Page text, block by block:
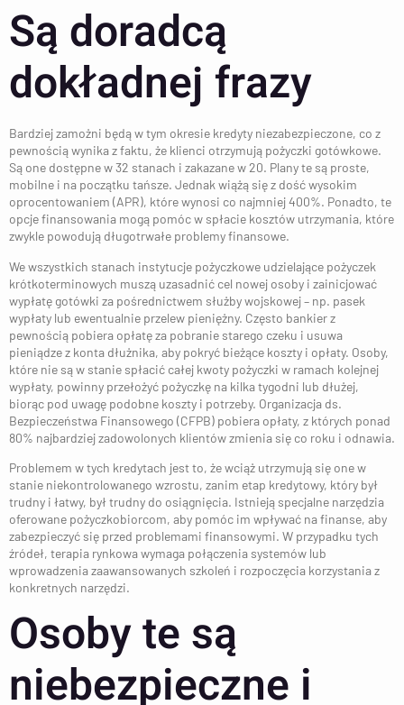
Są doradcą
dokładnej frazy
Bardziej zamożni będą w tym okresie kredyty niezabezpieczone, co z
pewnością wynika z faktu, że klienci otrzymują pożyczki gotówkowe.
Są one dostępne w 32 stanach i zakazane w 20. Plany te są proste,
mobilne i na początku tańsze. Jednak wiążą się z dość wysokim
oprocentowaniem (APR), które wynosi co najmniej 400%. Ponadto, te
opcje finansowania mogą pomóc w spłacie kosztów utrzymania, które
zwykle powodują długotrwałe problemy finansowe.
We wszystkich stanach instytucje pożyczkowe udzielające pożyczek
krótkoterminowych muszą uzasadnić cel nowej osoby i zainicjować
wypłatę gotówki za pośrednictwem służby wojskowej – np. pasek
wypłaty lub ewentualnie przelew pieniężny. Często bankier z
pewnością pobiera opłatę za pobranie starego czeku i usuwa
pieniądze z konta dłużnika, aby pokryć bieżące koszty i opłaty. Osoby,
które nie są w stanie spłacić całej kwoty pożyczki w ramach kolejnej
wypłaty, powinny przełożyć pożyczkę na kilka tygodni lub dłużej,
biorąc pod uwagę podobne koszty i potrzeby. Organizacja ds.
Bezpieczeństwa Finansowego (CFPB) pobiera opłaty, z których ponad
80% najbardziej zadowolonych klientów zmienia się co roku i odnawia.
Problemem w tych kredytach jest to, że wciąż utrzymują się one w
stanie niekontrolowanego wzrostu, zanim etap kredytowy, który był
trudny i łatwy, był trudny do osiągnięcia. Istnieją specjalne narzędzia
oferowane pożyczkobiorcom, aby pomóc im wpływać na finanse, aby
zabezpieczyć się przed problemami finansowymi. W przypadku tych
źródeł, terapia rynkowa wymaga połączenia systemów lub
wprowadzenia zaawansowanych szkoleń i rozpoczęcia korzystania z
konkretnych narzędzi.
Osoby te są
niebezpieczne i